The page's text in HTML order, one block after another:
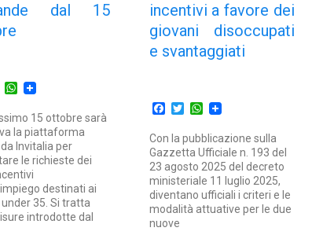
dal 15
TwitterWhatsApp
15 ottobre sarà
la piattaforma
Invitalia per
le richieste dei
destinati ai
35. Si tratta
introdotte dal
incentivi a favore dei
giovani disoccupati
e svantaggiati
Facebook
TwitterWhatsApp
Con la pubblicazione sulla
Gazzetta Ufficiale n. 193 del
23 agosto 2025 del decreto
ministeriale 11 luglio 2025,
diventano ufficiali i criteri e le
modalità attuative per le due
nuove